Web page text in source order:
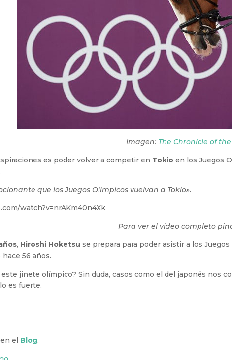
Imagen: The Chronicle of the
es poder volver a competir en Tokio en los Juegos
que los Juegos Olímpicos vuelvan a Tokio».
watch?v=nrAKm40n4Xk
Para ver el vídeo completo
, Hiroshi Hoketsu se prepara para poder asistir a los
56 años.
este jinete olímpico? Sin duda, casos como el del japonés nos
es fuerte.
el Blog.